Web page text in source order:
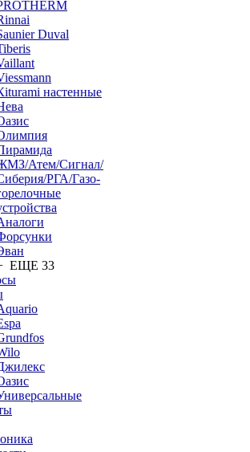
Duval
настенные
Атем/Сигнал/
РГА/Газо-
ЕЩЕ 33